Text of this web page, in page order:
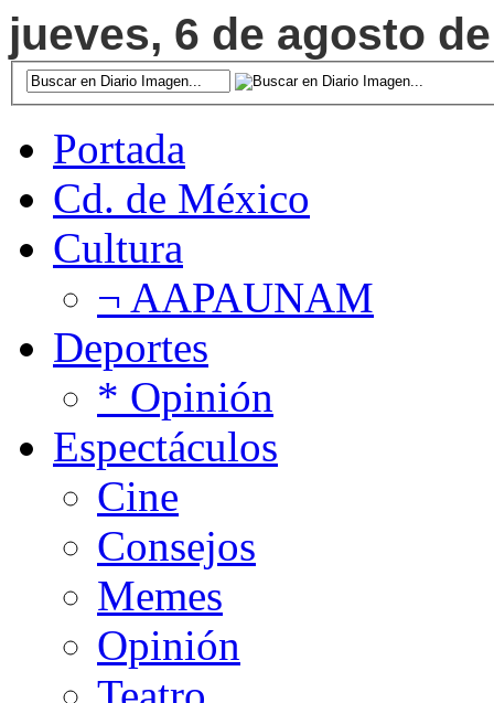
jueves, 6 de agosto
Portada
Cd. de México
Cultura
¬ AAPAUNAM
Deportes
* Opinión
Espectáculos
Cine
Consejos
Memes
Opinión